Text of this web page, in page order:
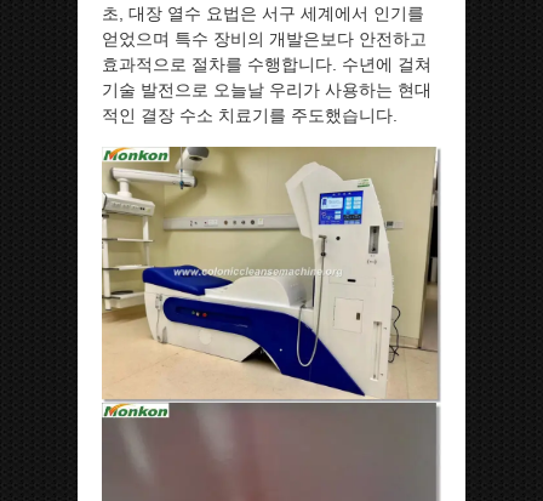
초, 대장 열수 요법은 서구 세계에서 인기를
얻었으며 특수 장비의 개발은보다 안전하고
효과적으로 절차를 수행합니다. 수년에 걸쳐
기술 발전으로 오늘날 우리가 사용하는 현대
적인 결장 수소 치료기를 주도했습니다.